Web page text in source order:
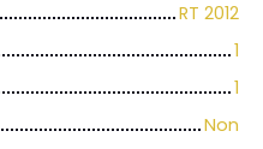
RT 2012
1
1
Non